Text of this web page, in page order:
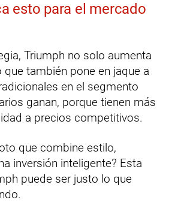
esto para el mercado
Triumph no solo aumenta
que también pone en jaque a
en el segmento
ganan, porque tienen más
a precios competitivos.
que combine estilo,
inversión inteligente? Esta
puede ser justo lo que